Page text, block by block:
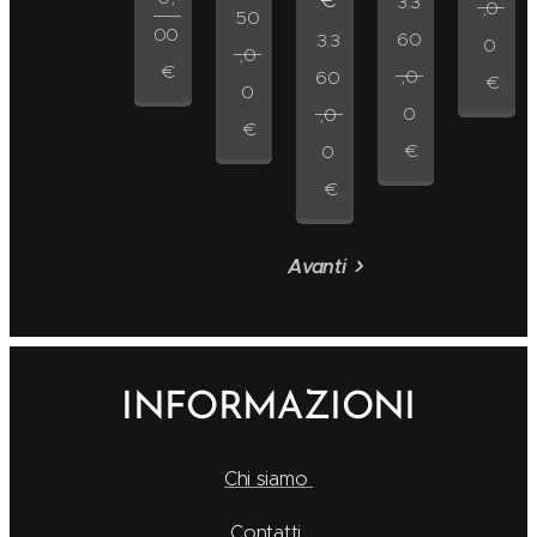
00
€
50
,0
0
€
3.3
60
,0
0
€
60
,0
0
€
,0
0
€
Avanti
INFORMAZIONI
Chi siamo